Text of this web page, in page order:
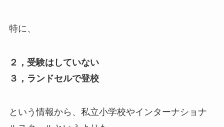
特に、
２，受験はしていない
３，ランドセルで登校
という情報から、私立小学校やインターナショナ